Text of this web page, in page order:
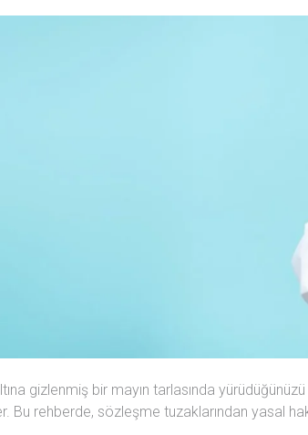
gizlenmiş bir mayın tarlasında
Bu rehberde, sözleşme tuzaklarından yasal